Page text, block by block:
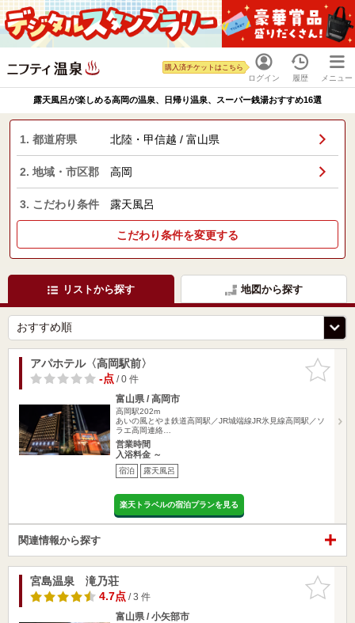
ログイン
購入済チケットはこちら
履歴 メニュー
露天風呂が楽しめる高岡の温泉、日帰り温泉、スーパー銭湯おすすめ16選
1. 都道府県 北陸・甲信越 / 富山県
2. 地域・市区郡 高岡
3. こだわり条件 露天風呂
こだわり条件を変更する
リストから探す 地図から探す
お気に入
りに追加
アパホテル〈高岡駅前〉
-点/ 0 件
富山県 / 高岡市
高岡駅202m
あいの風とやま鉄道高岡駅／JR城端線JR氷見線高岡駅／ソ
ラエ高岡連絡…
営業時間
入浴料金 ～
宿泊 露天風呂
楽天トラベルの宿泊プランを見る
関連情報から探す
お気に入
りに追加
宮島温泉 滝乃荘
4.7点/ 3 件
富山県 / 小矢部市